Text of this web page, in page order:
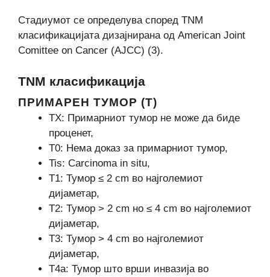
Стадиумот се определува според TNM
класификацијата дизајнирана од American Joint
Comittee on Cancer (AJCC) (3).
TNM класификација
ПРИМАРЕН ТУМОР (Т)
ТX: Примарниот тумор не може да биде
проценет,
Т0: Нема доказ за примарниот тумор,
Tis: Carcinoma in situ,
Т1: Тумор ≤ 2 cm во најголемиот
дијаметар,
Т2: Тумор > 2 cm но ≤ 4 cm во најголемиот
дијаметар,
Т3: Тумор > 4 cm во најголемиот
дијаметар,
Т4а: Тумор што врши инвазија во